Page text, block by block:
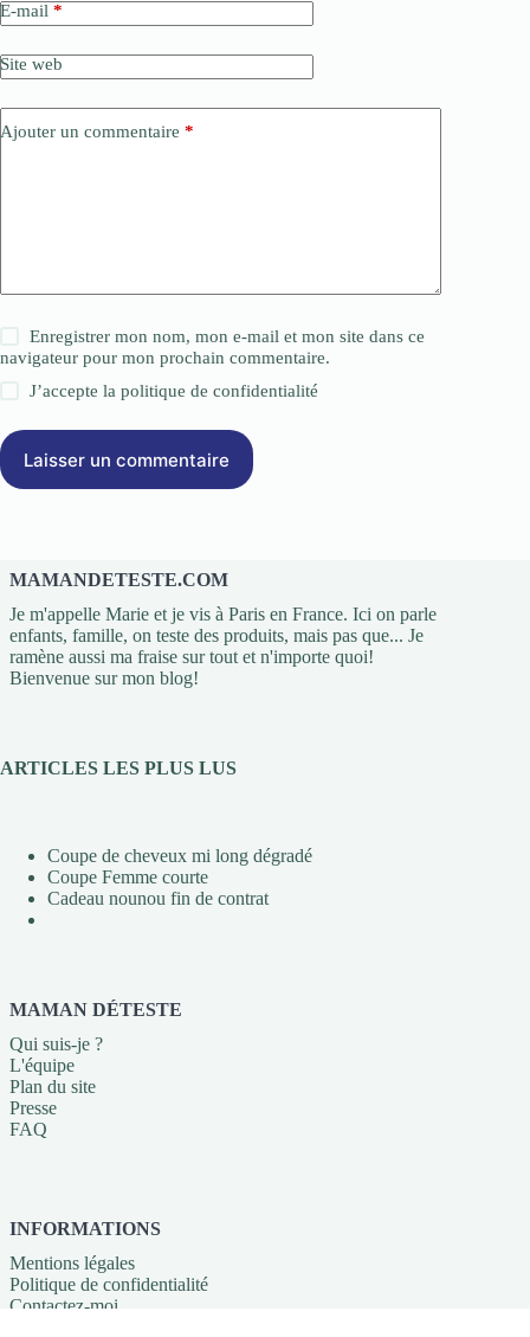
E-mail *
Site web
Ajouter un commentaire *
Enregistrer mon nom, mon e-mail et mon site dans ce
navigateur pour mon prochain commentaire.
J’accepte lapolitique de confidentialité
Laisser un commentaire
MAMANDETESTE.COM
Je m'appelle Marie et je vis à Paris en France. Ici on parle
enfants, famille, on teste des produits, mais pas que... Je
ramène aussi ma fraise sur tout et n'importe quoi!
Bienvenue sur mon blog!
ARTICLES LES PLUS LUS
Coupe de cheveux mi long dégradé
Coupe Femme courte
Cadeau nounou fin de contrat
MAMAN DÉTESTE
Qui suis-je ?
L'équipe
Plan du site
Presse
FAQ
INFORMATIONS
Mentions légales
Politique de confidentialité
Contactez-moi